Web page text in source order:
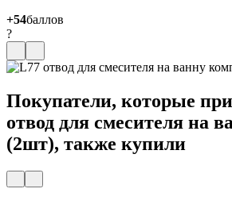
+54баллов
?
Покупатели, которые
отвод для смесителя на
(2шт), также купили